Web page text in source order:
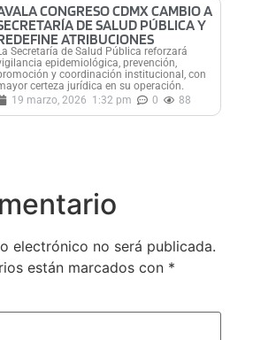
CONGRESO CDMX CAMBIO A
DE SALUD PÚBLICA Y
ATRIBUCIONES
Secretaría de Salud Pública reforzará
epidemiológica, prevención,
y coordinación institucional, con
certeza jurídica en su operación.
19 marzo, 2026 1:32 pm 0 88
electrónico no será publicada.
están marcados con *